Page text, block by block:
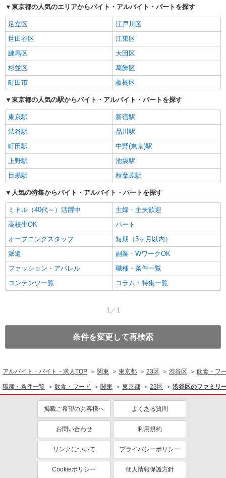
東京都の人気のエリアからバイト・アルバイト・パートを探す
足立区
江戸川区
世田谷区
江東区
練馬区
大田区
杉並区
葛飾区
町田市
板橋区
東京都の人気の駅からバイト・アルバイト・パートを探す
東京駅
新宿駅
渋谷駅
品川駅
町田駅
中野(東京)駅
上野駅
池袋駅
目黒駅
秋葉原駅
人気の特集からバイト・アルバイト・パートを探す
ミドル（40代～）活躍中
主婦・主夫歓迎
高校生OK
パート
オープニングスタッフ
短期（3ヶ月以内）
派遣
副業・WワークOK
ファッション・アパレル
職種・条件一覧
コンテンツ一覧
コラム・特集一覧
1／1
条件を変更して再検索
アルバイト・バイト・求人TOP 関東 東京都 23区 渋谷区 飲食・フ
職種・条件一覧 飲食・フード 関東 東京都 23区 渋谷区のファミリ
掲載ご希望のお客様へ よくある質問
お問い合わせ 利用規約
リンクについて プライバシーポリシー
Cookieポリシー 個人情報保護方針